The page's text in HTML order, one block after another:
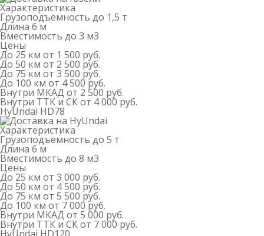
Характеристика
Грузоподъемность до 1,5 т
Длина 6 м
Вместимость до 3 м3
Цены
До 25 км от 1 500 руб.
До 50 км от 2 500 руб.
До 75 км от 3 500 руб.
До 100 км от 4 500 руб.
Внутри МКАД от 2 500 руб.
Внутри ТТК и СКот 4 000 руб.
HyUndai HD78
Характеристика
Грузоподъемность до 5 т
Длина 6 м
Вместимость до 8 м3
Цены
До 25 км от 3 000 руб.
До 50 км от 4 500 руб.
До 75 км от 5 500 руб.
До 100 км от 7 000 руб.
Внутри МКАД от 5 000 руб.
Внутри ТТК и СКот 7 000 руб.
HyUndai HD120